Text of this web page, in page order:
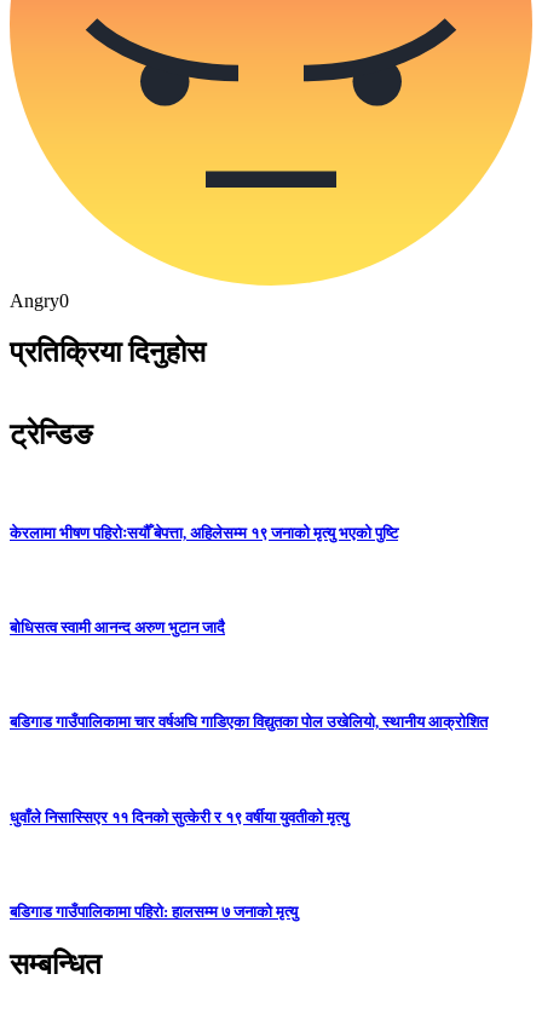
Angry0
प्रतिक्रिया दिनुहोस
ट्रेन्डिङ
केरलामा भीषण पहिरोःसयौँ बेपत्ता, अहिलेसम्म १९ जनाको मृत्यु भएको पुष्टि
बोधिसत्व स्वामी आनन्द अरुण भुटान जादै
बडिगाड गाउँपालिकामा चार वर्षअघि गाडिएका विद्युतका पोल उखेलियो, स्थानीय आक्रोशित
धुवाँले निसास्सिएर ११ दिनको सुत्केरी र १९ वर्षीया युवतीको मृत्यु
बडिगाड गाउँपालिकामा पहिरो: हालसम्म ७ जनाको मृत्यु
सम्बन्धित